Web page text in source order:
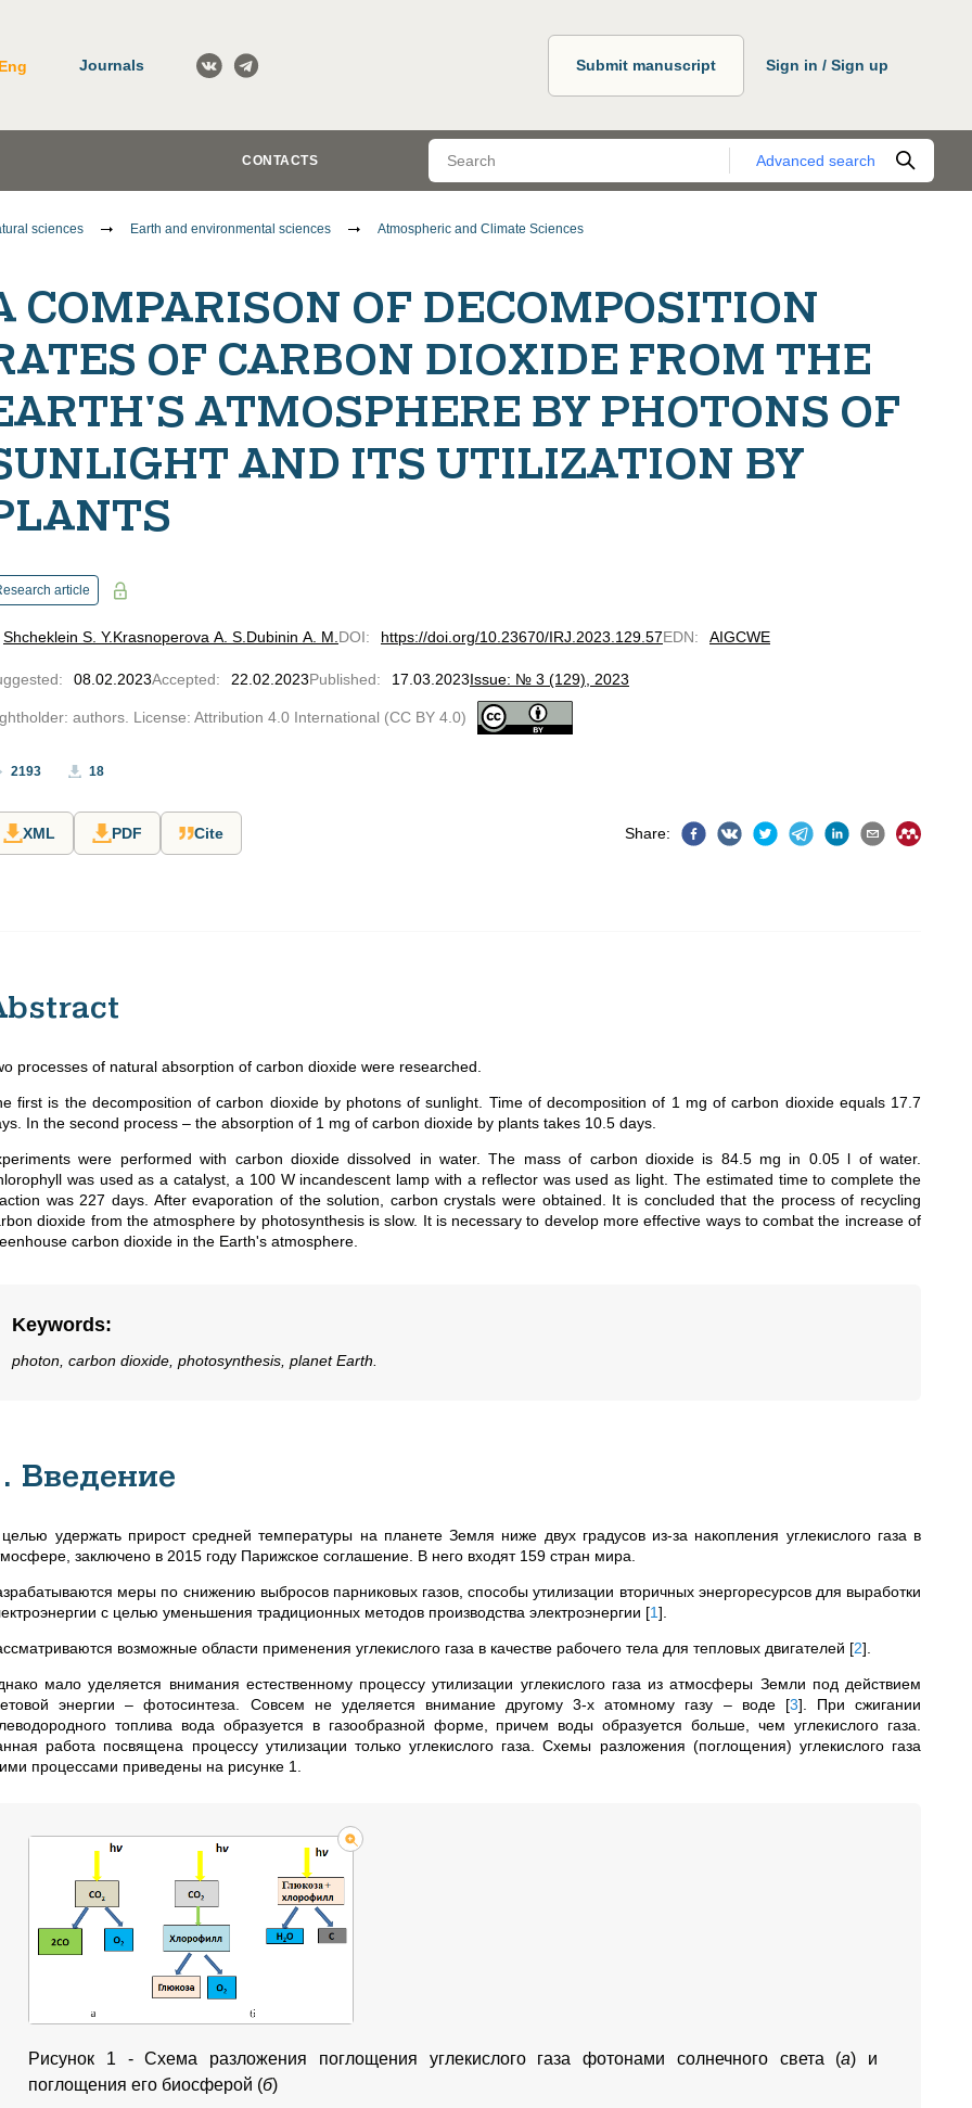
Journals Submit manuscript Sign in / Sign up
CONTACTS Advanced search
sciences Earth and environmental sciences Atmospheric and Climate Sciences
COMPARISON OF DECOMPOSITION
OF CARBON DIOXIDE FROM THE
ATMOSPHERE BY PHOTONS OF
AND ITS UTILIZATION BY
article
Shcheklein S. Y.Krasnoperova A. S. Dubinin A. M. DOI: https://doi.org/10.23670/IRJ.2023.129.57EDN: AIGCWE
: 08.02.2023Accepted: 22.02.2023Published: 17.03.2023Issue: № 3 (129), 2023
authors. License: Attribution 4.0 International (CC BY 4.0)
2193 18
XML PDF Cite Share:
processes of natural absorption of carbon dioxide were researched.
first is the decomposition of carbon dioxide by photons of sunlight. Time of decomposition of 1 mg of carbon dioxide equals 17.7
In the second process – the absorption of 1 mg of carbon dioxide by plants takes 10.5 days.
were performed with carbon dioxide dissolved in water. The mass of carbon dioxide is 84.5 mg in 0.05 l of water.
was used as a catalyst, a 100 W incandescent lamp with a reflector was used as light. The estimated time to complete the
was 227 days. After evaporation of the solution, carbon crystals were obtained. It is concluded that the process of recycling
dioxide from the atmosphere by photosynthesis is slow. It is necessary to develop more effective ways to combat the increase of
carbon dioxide in the Earth's atmosphere.
Keywords:
photon, carbon dioxide, photosynthesis, planet Earth.
Введение
удержать прирост средней температуры на планете Земля ниже двух градусов из-за накопления углекислого газа в
заключено в 2015 году Парижское соглашение. В него входят 159 стран мира.
меры по снижению выбросов парниковых газов, способы утилизации вторичных энергоресурсов для выработки
с целью уменьшения традиционных методов производства электроэнергии [1]
возможные области применения углекислого газа в качестве рабочего тела для тепловых двигателей [2]
мало уделяется внимания естественному процессу утилизации углекислого газа из атмосферы Земли под действием
энергии – фотосинтеза. Совсем не уделяется внимание другому 3-х атомному газу – воде [3] . При сжигании
топлива вода образуется в газообразной форме, причем воды образуется больше, чем углекислого газа.
работа посвящена процессу утилизации только углекислого газа. Схемы разложения (поглощения) углекислого газа
процессами приведены на рисунке 1.
Рисунок 1 -Схема разложения поглощения углекислого газа фотонами солнечного света (а) и
поглощения его биосферой (б)